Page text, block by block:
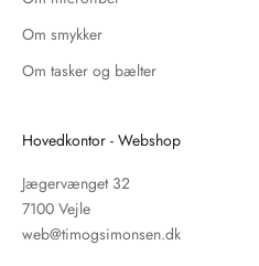
Om smykker
Om tasker og bælter
Hovedkontor - Webshop
Jægervænget 32
7100 Vejle
web@timogsimonsen.dk